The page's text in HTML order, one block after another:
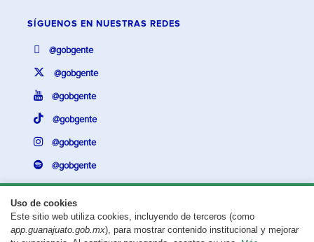
Uso de cookies
Este sitio web utiliza cookies, incluyendo de terceros (como
app.guanajuato.gob.mx), para mostrar contenido institucional y mejorar
SÍGUENOS EN NUESTRAS REDES
@gobgente
@gobgente
@gobgente
@gobgente
@gobgente
@gobgente
¿Existe algún problema con esta página?Repórtalo aquí.